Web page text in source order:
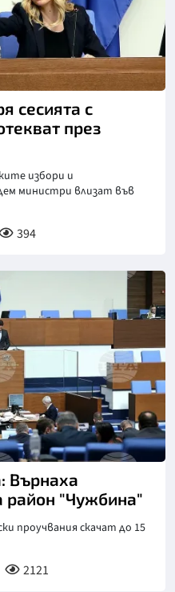
сесията с
през
избори и
министри влизат във
394
Върнаха
район "Чужбина"
проучвания скачат до 15
2121